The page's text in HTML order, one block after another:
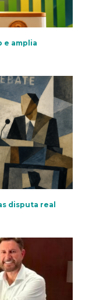
e amplia
disputa real